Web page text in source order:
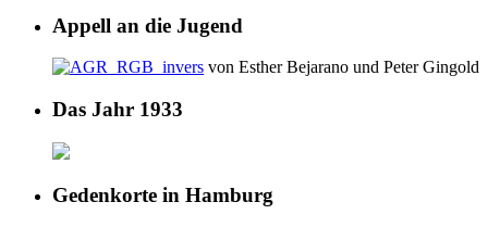
Appell an die Jugend
von Esther Bejarano und Peter Gingold
Das Jahr 1933
Gedenkorte in Hamburg